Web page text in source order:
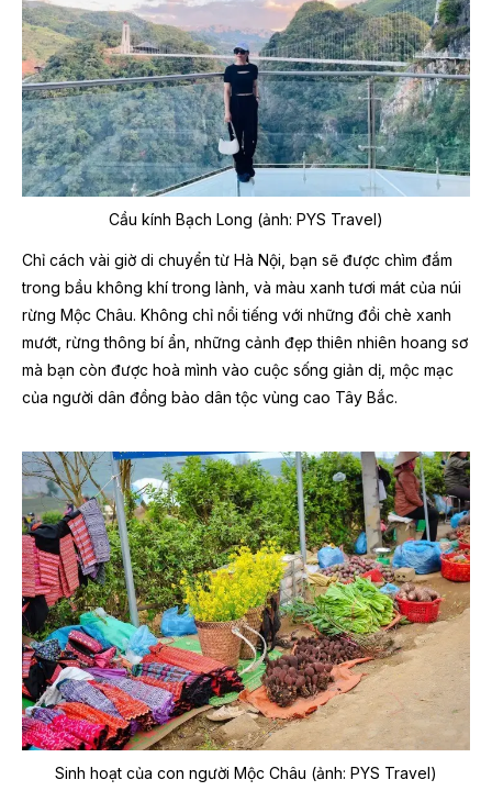
Cầu kính Bạch Long (ảnh: PYS Travel)
Chỉ cách vài giờ di chuyển từ Hà Nội, bạn sẽ được chìm đắm
trong bầu không khí trong lành, và màu xanh tươi mát của núi
rừng Mộc Châu. Không chỉ nổi tiếng với những đồi chè xanh
mướt, rừng thông bí ẩn, những cảnh đẹp thiên nhiên hoang sơ
mà bạn còn được hoà mình vào cuộc sống giản dị, mộc mạc
của người dân đồng bào dân tộc vùng cao Tây Bắc.
Sinh hoạt của con người Mộc Châu (ảnh: PYS Travel)